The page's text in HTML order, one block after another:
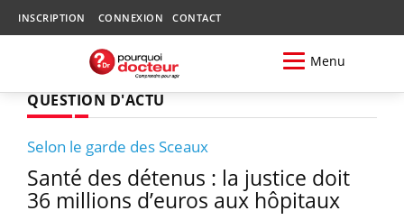
INSCRIPTION CONNEXION CONTACT
Menu
QUESTION D'ACTU
Selon le garde des Sceaux
Santé des détenus : la justice doit
36 millions d’euros aux hôpitaux